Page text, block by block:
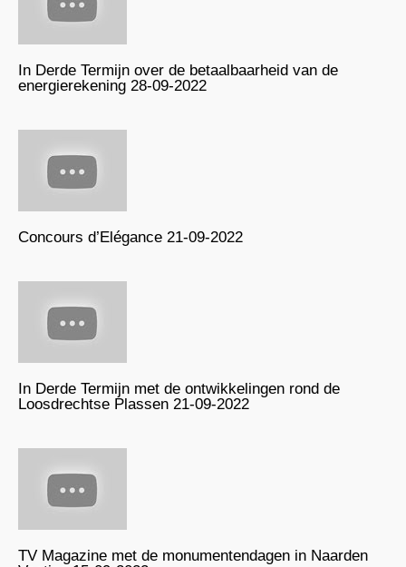
In Derde Termijn over de betaalbaarheid van de
energierekening 28-09-2022
Concours d’Elégance 21-09-2022
In Derde Termijn met de ontwikkelingen rond de
Loosdrechtse Plassen 21-09-2022
TV Magazine met de monumentendagen in Naarden